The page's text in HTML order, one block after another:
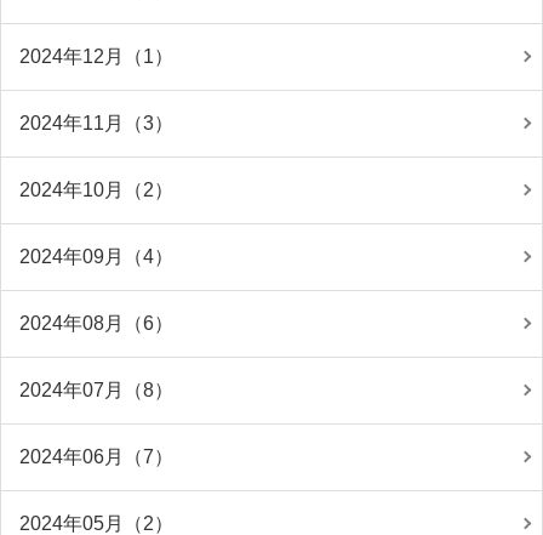
2024年12月（1）
2024年11月（3）
2024年10月（2）
2024年09月（4）
2024年08月（6）
2024年07月（8）
2024年06月（7）
2024年05月（2）